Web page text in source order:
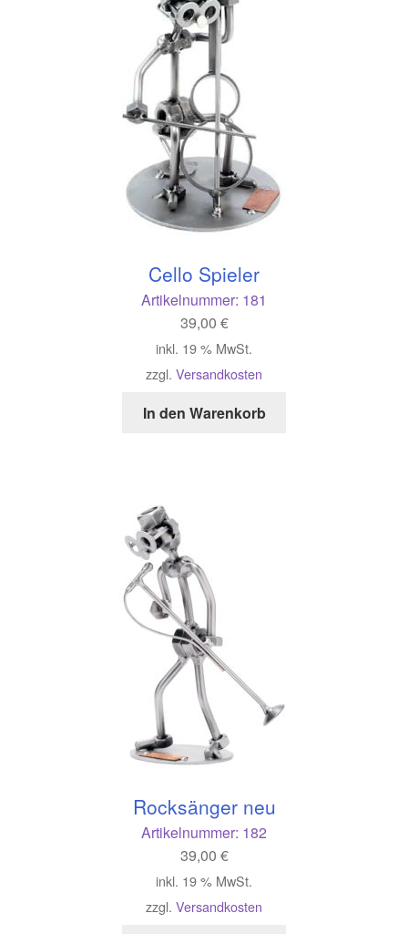
Cello Spieler
Artikelnummer: 181
39,00 €
inkl. 19 % MwSt.
zzgl. Versandkosten
In den Warenkorb
Rocksänger neu
Artikelnummer: 182
39,00 €
inkl. 19 % MwSt.
zzgl. Versandkosten